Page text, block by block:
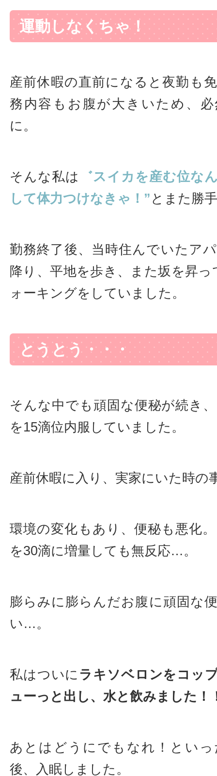
運動しなくちゃ！
産前休暇の直前になると夜勤も
務内容もお腹が大きいため、
に。
そんな私は
゛スイカを産む位な
して体力つけなきゃ！” とまた勝
勤務終了後、当時住んでいたア
降り、平地を歩き、また坂を昇っ
ォーキングをしていました。
とうとう・・・
そんな中でも頑固な便秘が続き
を15滴位内服していました。
産前休暇に入り、実家にいた時の
環境の変化もあり、便秘も悪化
を30滴に増量しても無反応…。
膨らみに膨らんだお腹に頑固な
い…。
私はついに ラキソベロンをコッ
ューっと出し、水と飲みました！
あとはどうにでもなれ！とい
後、入眠しました。